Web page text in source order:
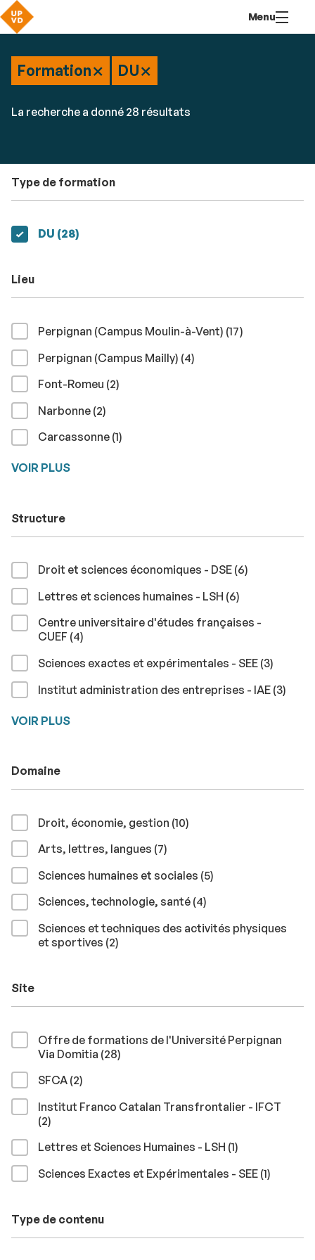
contenu
Menu
Formation× DU×
par
La recherche a donné 28 résultats
Type de formation
DU (28résultats
)
Lieu
Perpignan (Campus Moulin-à-Vent) (17résultats
)
Perpignan (Campus Mailly) (4résultats
)
Font-Romeu (2résultats
)
Narbonne (2résultats
)
Carcassonne (1résultat
)
VOIR PLUS
Structure
Droit et sciences économiques - DSE (6résultats
)
Lettres et sciences humaines - LSH (6résultats
)
Centre universitaire d'études françaises -
CUEF (4résultats
)
Sciences exactes et expérimentales - SEE (3)
Institut administration des entreprises - IAE (3)
VOIR PLUS
Domaine
Droit, économie, gestion (10résultats
)
Arts, lettres, langues (7résultats
)
Sciences humaines et sociales (5résultats
)
Sciences, technologie, santé (4résultats
)
Sciences et techniques des activités physiques
et sportives (2résultats
)
Site
Offre de formations de l'Université Perpignan
Via Domitia (28résultats
)
SFCA (2résultats
)
Institut Franco Catalan Transfrontalier - IFCT
(2résultats
)
Lettres et Sciences Humaines - LSH (1résultat
)
Sciences Exactes et Expérimentales - SEE (1résultat
)
Type de contenu